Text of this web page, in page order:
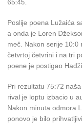
65:45.
Poslije poena Lužaića
a onda je Loren
meč. Nakon serije 10:0
četvrtoj četvrini i na tri
poene je postigao
Pri rezultatu 75:72
rival je loptu izbacio u
Nakon minuta odmora
ponovo je bilo